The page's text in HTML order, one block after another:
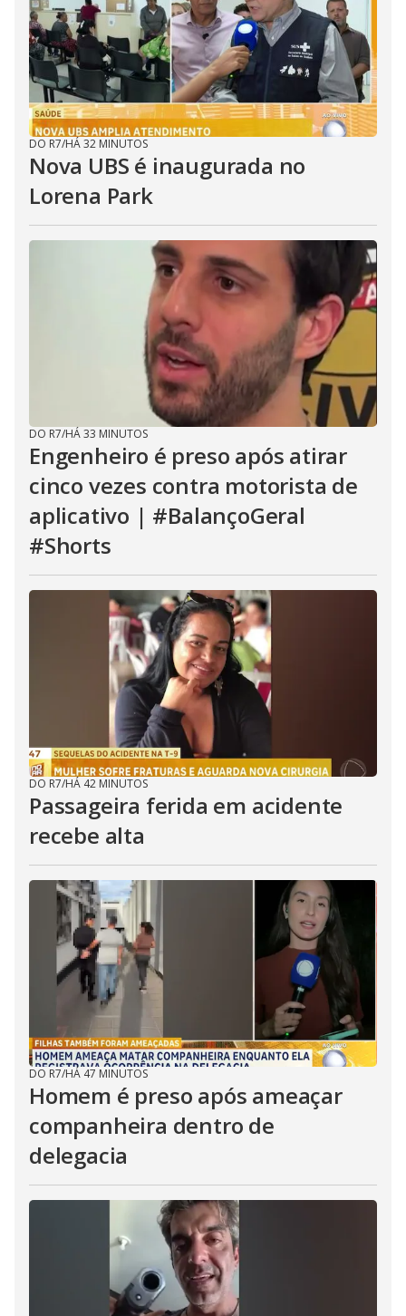
DO R7/HÁ 32 MINUTOS
Nova UBS é inaugurada no
Lorena Park
DO R7/HÁ 33 MINUTOS
Engenheiro é preso após atirar
cinco vezes contra motorista de
aplicativo | #BalançoGeral
#Shorts
DO R7/HÁ 42 MINUTOS
Passageira ferida em acidente
recebe alta
DO R7/HÁ 47 MINUTOS
Homem é preso após ameaçar
companheira dentro de
delegacia